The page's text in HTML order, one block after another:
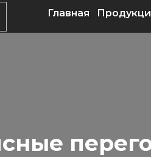
Главная